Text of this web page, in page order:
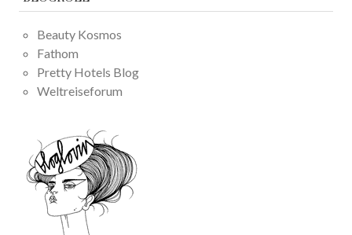
Beauty Kosmos
Fathom
Pretty Hotels Blog
Weltreiseforum